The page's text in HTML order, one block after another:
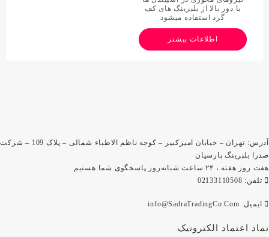
با دور بالا از بلبرینگ های کف
گرد استفاده میشود
اطلاعات بیشتر
آدرس: تهران – خیابان امیرکبیر – کوجه ناظم الاطباء شمالی – پلاک 109 – شرکت
صدرا بلبرینگ پارسیان
هفت روز هفته ، ۲۴ ساعت شبانه‌روز پاسخگوی شما هستیم
تلفن: 02133110508
ایمیل: info@SadraTradingCo.Com
نماد اعتماد الکترونیک